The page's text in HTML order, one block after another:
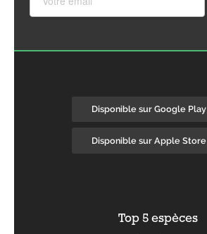
Disponible sur Google Play
Disponible sur Apple Store
Top 5 espèces